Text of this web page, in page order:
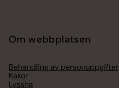
Om webbplatsen
Behandling av personuppgifter
Kakor
Lyssna